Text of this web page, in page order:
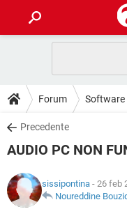
INTRATTENIMENTO
iOS
INSTAGRAM
TIKTOK
HARDWARE
GUIDE
COVID-19
INSTAGRAM
TIKTOK
DOWNLOAD
COVID-19
INTRATTENIMENTO
iOS
COVID-19
INTRATTENIMENTO
GLOSSARIO
Forum Software
Precedente
AUDIO PC NON
sissipontina - 26 feb
Noureddine